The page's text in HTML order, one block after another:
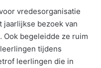
vredesorganisatie
jaarlijkse bezoek van
begeleidde ze ruim
tijdens
leerlingen die in